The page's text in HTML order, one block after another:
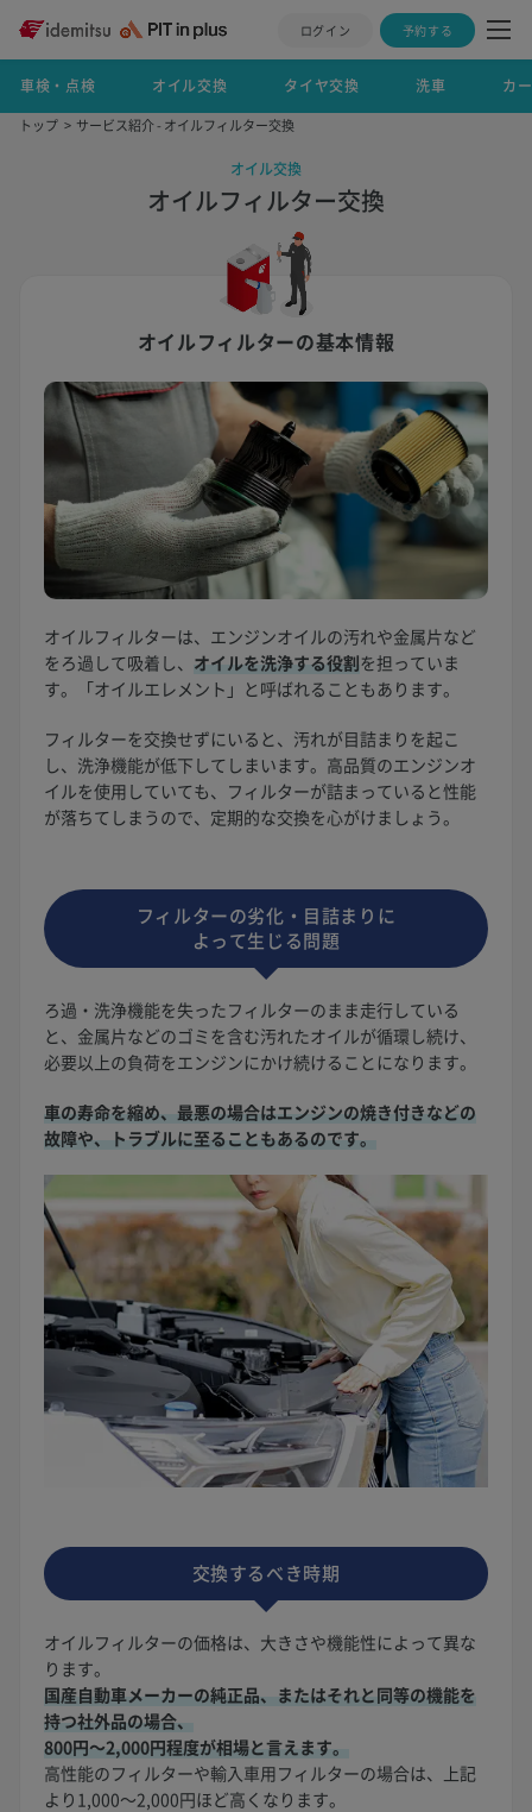
ログイン 予約する
車検・点検 オイル交換 タイヤ交換 洗車 カ
トップ サービス紹介 - オイルフィルター交換
オイル交換
オイルフィルター交換
オイルフィルターの基本情報
オイルフィルターは、エンジンオイルの汚れや金属片など
をろ過して吸着し、 オイルを洗浄する役割を担っていま
す。「オイルエレメント」と呼ばれることもあります。
フィルターを交換せずにいると、汚れが目詰まりを起こ
し、洗浄機能が低下してしまいます。高品質のエンジンオ
イルを使用していても、フィルターが詰まっていると性能
が落ちてしまうので、定期的な交換を心がけましょう。
フィルターの劣化・目詰まりに
よって生じる問題
ろ過・洗浄機能を失ったフィルターのまま走行している
と、金属片などのゴミを含む汚れたオイルが循環し続け、
必要以上の負荷をエンジンにかけ続けることになります。
車の寿命を縮め、最悪の場合はエンジンの焼き付きなどの
故障や、トラブルに至ることもあるのです。
交換するべき時期
オイルフィルターの価格は、大きさや機能性によって異な
ります。
国産自動車メーカーの純正品、またはそれと同等の機能を
持つ社外品の場合、
800円〜2,000円程度が相場と言えます。
高性能のフィルターや輸入車用フィルターの場合は、上記
より1,000〜2,000円ほど高くなります。